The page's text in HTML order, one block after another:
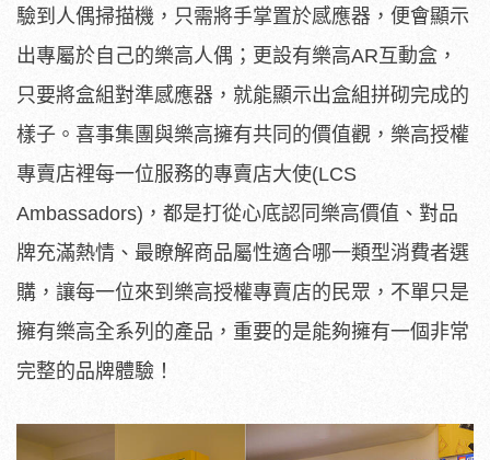
驗到人偶掃描機，只需將手掌置於感應器，便會顯示
出專屬於自己的樂高人偶；更設有樂高AR互動盒，
只要將盒組對準感應器，就能顯示出盒組拼砌完成的
樣子。喜事集團與樂高擁有共同的價值觀，樂高授權
專賣店裡每一位服務的專賣店大使(LCS
Ambassadors)，都是打從心底認同樂高價值、對品
牌充滿熱情、最瞭解商品屬性適合哪一類型消費者選
購，讓每一位來到樂高授權專賣店的民眾，不單只是
擁有樂高全系列的產品，重要的是能夠擁有一個非常
完整的品牌體驗！